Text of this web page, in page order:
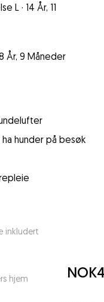
L · 14 År, 11
År, 9 Måneder
hunder på besøk
inkludert
hjem